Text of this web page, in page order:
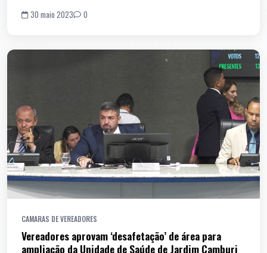
30 maio 2023 0
CAMARAS DE VEREADORES
Vereadores aprovam ‘desafetação’ de área para
ampliação da Unidade de Saúde de Jardim Camburi